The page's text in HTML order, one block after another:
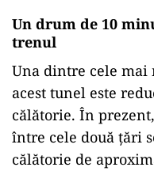
Un drum de 10
trenul
Una dintre cele mai
acest tunel este
călătorie. În
între cele două țări
călătorie de